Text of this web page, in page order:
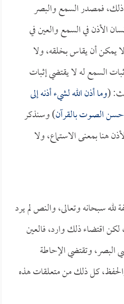
فمصدر السمع والبصر
الأذن في السمع والعين في
يمكن أن يقاس بخلقه، ولا
السمع له لا يقتضي إثبات
(وما أذن الله لشيء أذنه إلى
حسن الصوت بالقرآن) وسنذكر
هنا بمعنى الاستماع، ولا
لله سبحانه وتعالى، والنص لم يرد
لكن اقتضاء ذلك وارد، فالعين
وتقتضي الإحاطة
كل ذلك من متعلقات هذه